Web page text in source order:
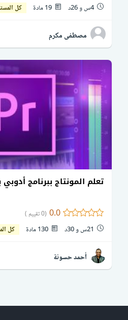
4س و 26د 19 مادة كل
مصطفى مكرم
تعلم المونتاج ببرنامج أدوبي
0.0 (0 تقييم )
130 مادة كل
أحمد حسونة